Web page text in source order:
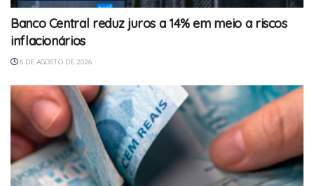
Banco Central reduz juros a 14% em meio a riscos
inflacionários
6 DE AGOSTO DE 2026